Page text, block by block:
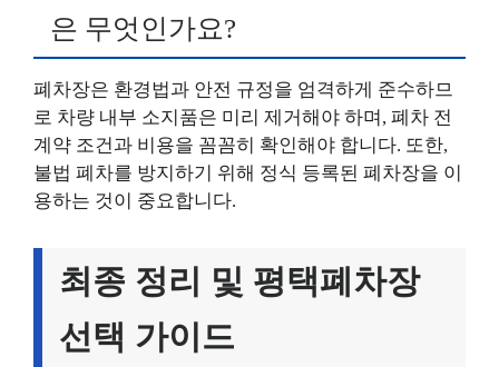
은 무엇인가요?
폐차장은 환경법과 안전 규정을 엄격하게 준수하므
로 차량 내부 소지품은 미리 제거해야 하며, 폐차 전
계약 조건과 비용을 꼼꼼히 확인해야 합니다. 또한,
불법 폐차를 방지하기 위해 정식 등록된 폐차장을 이
용하는 것이 중요합니다.
최종 정리 및 평택폐차장
선택 가이드